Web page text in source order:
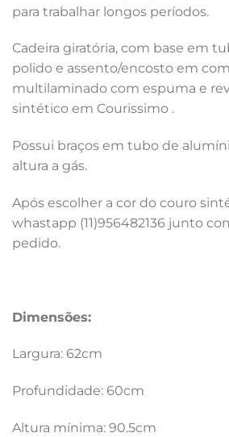
para trabalhar longos períodos.
Cadeira giratória, com base em
polido e assento/encosto em
multilaminado com espuma e
sintético em Courissimo .
Possui braços em tubo de
altura a gás.
Após escolher a cor do couro
whastapp (11)956482136 junto
pedido.
Dimensões:
Largura: 62cm
Profundidade: 60cm
Altura mínima: 90.5cm